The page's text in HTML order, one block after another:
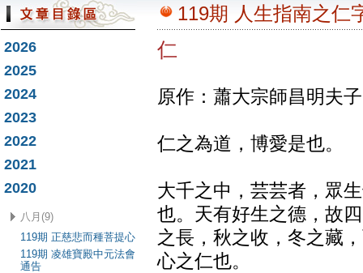
2026
2025
2024
2023
2022
2021
2020
八月(9)
119期 正慈悲而種菩提心
119期 凌雄寶殿中元法會
通告
119期 人生指南之仁
仁
原作：蕭大宗師昌明夫子
仁之為道，博愛是也。
大千之中，芸芸者，眾
也。天有好生之德，故
之長，秋之收，冬之藏
心之仁也。